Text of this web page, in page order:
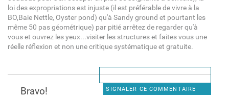
loi des expropriations est injuste (il est préférable de vivre à la
BO,Baie Nettle, Oyster pond) qu'à Sandy ground et pourtant les
même 50 pas géométrique) par pitié arrêtez de regarder qu'à
vous et ouvrez les yeux...visiter les structures et faites vous une
réelle réflexion et non une critique systématique et gratuite.
SIGNALER CE COMMENTAIRE
Bravo!